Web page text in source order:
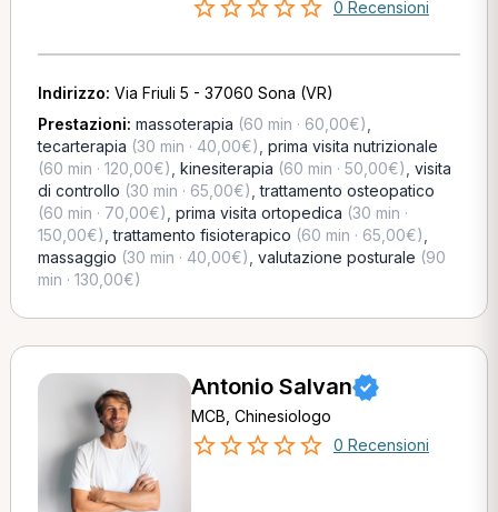
0 Recensioni
Indirizzo: Via Friuli 5 - 37060 Sona (VR)
Prestazioni: massoterapia (60 min · 60,00€)
tecarterapia (30 min · 40,00€) prima visita nutrizionale
(60 min · 120,00€) kinesiterapia (60 min · 50,00€) visita
di controllo (30 min · 65,00€) ,trattamento osteopatico
(60 min · 70,00€) prima visita ortopedica (30 min ·
150,00€) ,trattamento fisioterapico (60 min · 65,00€)
massaggio (30 min · 40,00€) valutazione posturale (90
min · 130,00€)
Antonio Salvan
MCB, Chinesiologo
0 Recensioni